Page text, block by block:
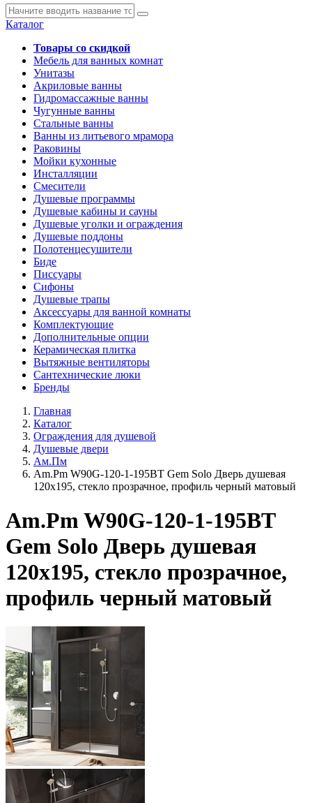
Каталог
Товары со скидкой
Мебель для ванных комнат
Унитазы
Акриловые ванны
Гидромассажные ванны
Чугунные ванны
Стальные ванны
Ванны из литьевого мрамора
Раковины
Мойки кухонные
Инсталляции
Смесители
Душевые программы
Душевые кабины и сауны
Душевые уголки и ограждения
Душевые поддоны
Полотенцесушители
Биде
Писсуары
Сифоны
Душевые трапы
Аксессуары для ванной комнаты
Комплектующие
Дополнительные опции
Керамическая плитка
Вытяжные вентиляторы
Сантехнические люки
Бренды
Главная
Каталог
Ограждения для душевой
Душевые двери
Ам.Пм
Am.Pm W90G-120-1-195BT Gem Solo Дверь душевая
120х195, стекло прозрачное, профиль черный матовый
Am.Pm W90G-120-1-195BT
Gem Solo Дверь душевая
120х195, стекло прозрачное,
профиль черный матовый